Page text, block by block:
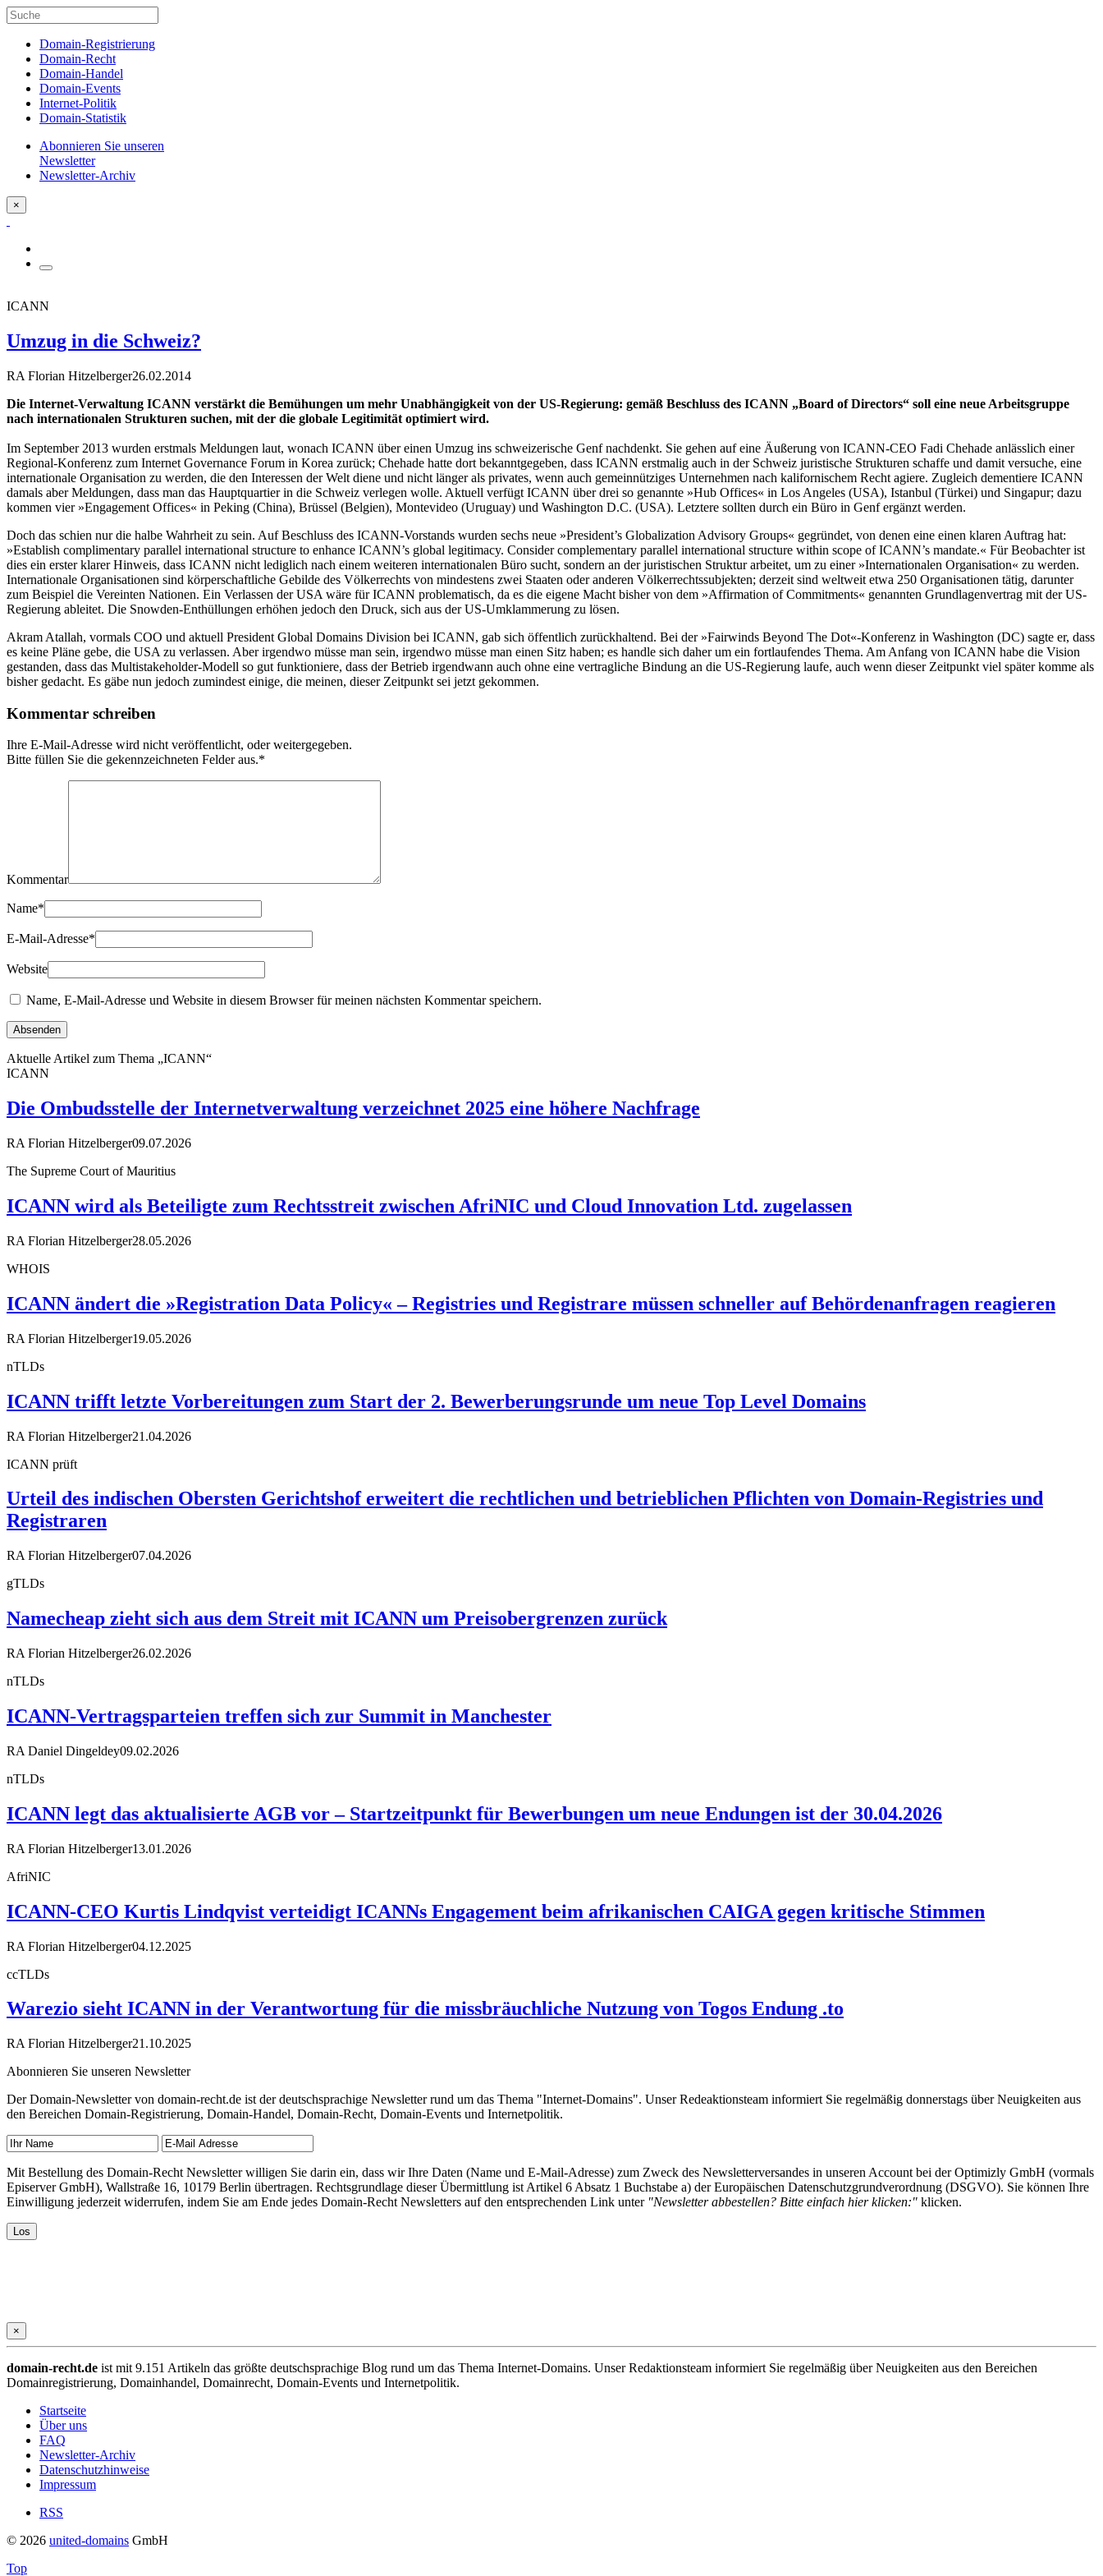
Domain-Registrierung
Domain-Recht
Domain-Handel
Domain-Events
Internet-Politik
Domain-Statistik
Abonnieren Sie unseren
Newsletter
Newsletter-Archiv
×
ICANN
Umzug in die Schweiz?
RA Florian Hitzelberger26.02.2014
Die Internet-Verwaltung ICANN verstärkt die Bemühungen um mehr Unabhängigkeit von der US-Regierung: gemäß Beschluss des ICANN „Board of Directors“ soll eine neue Arbeitsgruppe
nach internationalen Strukturen suchen, mit der die globale Legitimität optimiert wird.
Im September 2013 wurden erstmals Meldungen laut, wonach ICANN über einen Umzug ins schweizerische Genf nachdenkt. Sie gehen auf eine Äußerung von ICANN-CEO Fadi Chehade anlässlich einer
Regional-Konferenz zum Internet Governance Forum in Korea zurück; Chehade hatte dort bekanntgegeben, dass ICANN erstmalig auch in der Schweiz juristische Strukturen schaffe und damit versuche, eine
internationale Organisation zu werden, die den Interessen der Welt diene und nicht länger als privates, wenn auch gemeinnütziges Unternehmen nach kalifornischem Recht agiere. Zugleich dementiere ICANN
damals aber Meldungen, dass man das Hauptquartier in die Schweiz verlegen wolle. Aktuell verfügt ICANN über drei so genannte »Hub Offices« in Los Angeles (USA), Istanbul (Türkei) und Singapur; dazu
kommen vier »Engagement Offices« in Peking (China), Brüssel (Belgien), Montevideo (Uruguay) und Washington D.C. (USA). Letztere sollten durch ein Büro in Genf ergänzt werden.
Doch das schien nur die halbe Wahrheit zu sein. Auf Beschluss des ICANN-Vorstands wurden sechs neue »President’s Globalization Advisory Groups« gegründet, von denen eine einen klaren Auftrag hat:
»Establish complimentary parallel international structure to enhance ICANN’s global legitimacy. Consider complementary parallel international structure within scope of ICANN’s mandate.« Für Beobachter ist
dies ein erster klarer Hinweis, dass ICANN nicht lediglich nach einem weiteren internationalen Büro sucht, sondern an der juristischen Struktur arbeitet, um zu einer »Internationalen Organisation« zu werden.
Internationale Organisationen sind körperschaftliche Gebilde des Völkerrechts von mindestens zwei Staaten oder anderen Völkerrechtssubjekten; derzeit sind weltweit etwa 250 Organisationen tätig, darunter
zum Beispiel die Vereinten Nationen. Ein Verlassen der USA wäre für ICANN problematisch, da es die eigene Macht bisher von dem »Affirmation of Commitments« genannten Grundlagenvertrag mit der US-
Regierung ableitet. Die Snowden-Enthüllungen erhöhen jedoch den Druck, sich aus der US-Umklammerung zu lösen.
Akram Atallah, vormals COO und aktuell President Global Domains Division bei ICANN, gab sich öffentlich zurückhaltend. Bei der »Fairwinds Beyond The Dot«-Konferenz in Washington (DC) sagte er, dass
es keine Pläne gebe, die USA zu verlassen. Aber irgendwo müsse man sein, irgendwo müsse man einen Sitz haben; es handle sich daher um ein fortlaufendes Thema. Am Anfang von ICANN habe die Vision
gestanden, dass das Multistakeholder-Modell so gut funktioniere, dass der Betrieb irgendwann auch ohne eine vertragliche Bindung an die US-Regierung laufe, auch wenn dieser Zeitpunkt viel später komme als
bisher gedacht. Es gäbe nun jedoch zumindest einige, die meinen, dieser Zeitpunkt sei jetzt gekommen.
Kommentar schreiben
Ihre E-Mail-Adresse wird nicht veröffentlicht, oder weitergegeben.
Bitte füllen Sie die gekennzeichneten Felder aus.*
Kommentar
Name*
E-Mail-Adresse*
Website
Name, E-Mail-Adresse und Website in diesem Browser für meinen nächsten Kommentar speichern.
Aktuelle Artikel zum Thema „ICANN“
ICANN
Die Ombudsstelle der Internetverwaltung verzeichnet 2025 eine höhere Nachfrage
RA Florian Hitzelberger09.07.2026
The Supreme Court of Mauritius
ICANN wird als Beteiligte zum Rechtsstreit zwischen AfriNIC und Cloud Innovation Ltd. zugelassen
RA Florian Hitzelberger28.05.2026
WHOIS
ICANN ändert die »Registration Data Policy« – Registries und Registrare müssen schneller auf Behördenanfragen reagieren
RA Florian Hitzelberger19.05.2026
nTLDs
ICANN trifft letzte Vorbereitungen zum Start der 2. Bewerberungsrunde um neue Top Level Domains
RA Florian Hitzelberger21.04.2026
ICANN prüft
Urteil des indischen Obersten Gerichtshof erweitert die rechtlichen und betrieblichen Pflichten von Domain-Registries und
Registraren
RA Florian Hitzelberger07.04.2026
gTLDs
Namecheap zieht sich aus dem Streit mit ICANN um Preisobergrenzen zurück
RA Florian Hitzelberger26.02.2026
nTLDs
ICANN-Vertragsparteien treffen sich zur Summit in Manchester
RA Daniel Dingeldey09.02.2026
nTLDs
ICANN legt das aktualisierte AGB vor – Startzeitpunkt für Bewerbungen um neue Endungen ist der 30.04.2026
RA Florian Hitzelberger13.01.2026
AfriNIC
ICANN-CEO Kurtis Lindqvist verteidigt ICANNs Engagement beim afrikanischen CAIGA gegen kritische Stimmen
RA Florian Hitzelberger04.12.2025
ccTLDs
Warezio sieht ICANN in der Verantwortung für die missbräuchliche Nutzung von Togos Endung .to
RA Florian Hitzelberger21.10.2025
Abonnieren Sie unseren Newsletter
Der Domain-Newsletter von domain-recht.de ist der deutschsprachige Newsletter rund um das Thema "Internet-Domains". Unser Redeaktionsteam informiert Sie regelmäßig donnerstags über Neuigkeiten aus
den Bereichen Domain-Registrierung, Domain-Handel, Domain-Recht, Domain-Events und Internetpolitik.
Mit Bestellung des Domain-Recht Newsletter willigen Sie darin ein, dass wir Ihre Daten (Name und E-Mail-Adresse) zum Zweck des Newsletterversandes in unseren Account bei der Optimizly GmbH (vormals
Episerver GmbH), Wallstraße 16, 10179 Berlin übertragen. Rechtsgrundlage dieser Übermittlung ist Artikel 6 Absatz 1 Buchstabe a) der Europäischen Datenschutzgrundverordnung (DSGVO). Sie können Ihre
Einwilligung jederzeit widerrufen, indem Sie am Ende jedes Domain-Recht Newsletters auf den entsprechenden Link unter "Newsletter abbestellen? Bitte einfach hier klicken:" klicken.
×
domain-recht.de ist mit 9.151 Artikeln das größte deutschsprachige Blog rund um das Thema Internet-Domains. Unser Redaktionsteam informiert Sie regelmäßig über Neuigkeiten aus den Bereichen
Domainregistrierung, Domainhandel, Domainrecht, Domain-Events und Internetpolitik.
Startseite
Über uns
FAQ
Newsletter-Archiv
Datenschutzhinweise
Impressum
RSS
© 2026 united-domains GmbH
Top